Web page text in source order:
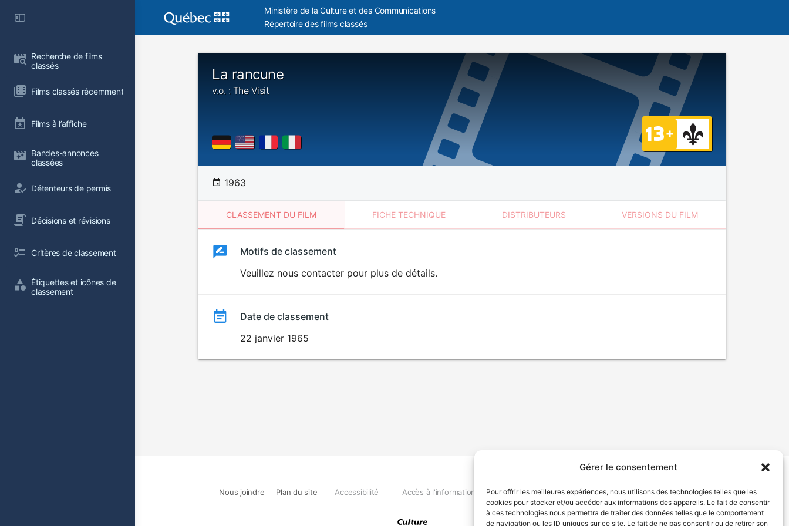
Gérer le consentement
Pour offrir les meilleures expériences, nous utilisons des technologies telles que les
cookies pour stocker et/ou accéder aux informations des appareils. Le fait de consentir
à ces technologies nous permettra de traiter des données telles que le comportement
de navigation ou les ID uniques sur ce site. Le fait de ne pas consentir ou de retirer son
Recherche de films
classés
Films classés récemment
Films à l’affiche
Bandes-annonces
classées
Détenteurs de permis
Décisions et révisions
Critères de classement
Étiquettes et icônes de
classement
Ministère de la Culture et des Communications
Répertoire des films classés
La rancune
v.o. : The Visit
1963
CLASSEMENT DU FILM FICHE TECHNIQUE DISTRIBUTEURS VERSIONS DU FILM
ClassementClassement
Motifs de classement
Veuillez nous contacter pour plus de détails.
Date de classement
22 janvier 1965
Nous joindre Plan du site Accessibilité Accès à l'information Déclaration de services Politique de confidentialité